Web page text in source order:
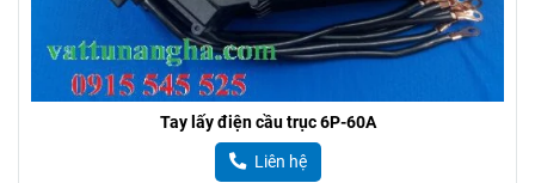
Tay lấy điện cầu trục 6P-60A
Liên hệ